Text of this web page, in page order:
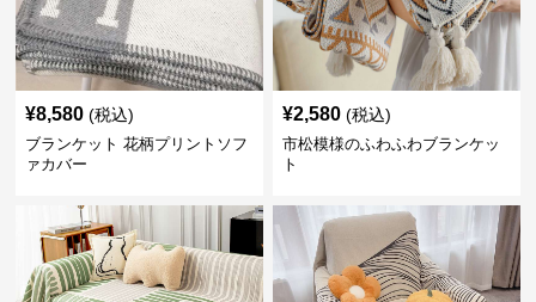
¥8,580 (税込)
ブランケット 花柄プリントソフ
ァカバー
¥2,580 (税込)
市松模様のふわふわブランケッ
ト